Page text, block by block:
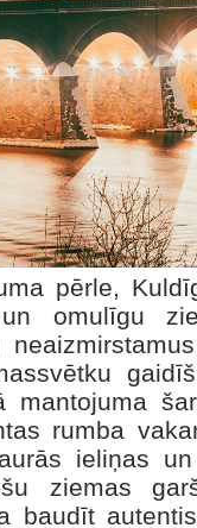
pērle,
omulīgu
mantojuma
rumba
ieliņas
ziemas
baudīt